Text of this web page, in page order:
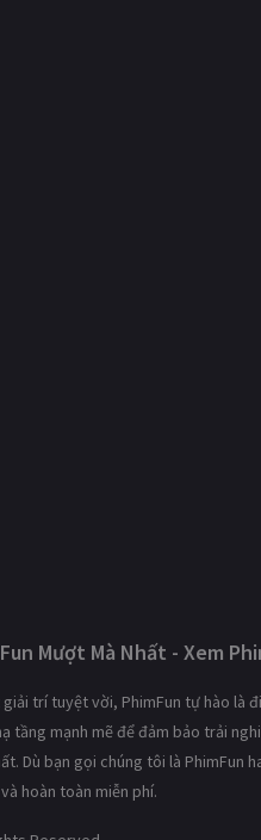
Mượt Mà Nhất - Xem
trí tuyệt vời, PhimFun tự hào là
tầng mạnh mẽ để đảm bảo trải
Dù bạn gọi chúng tôi là PhimFun
hoàn toàn miễn phí.